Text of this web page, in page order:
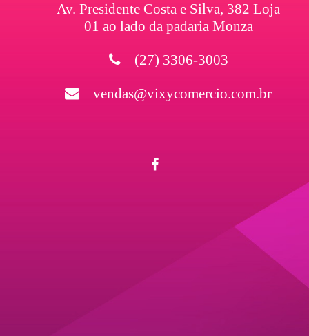
Av. Presidente Costa e Silva, 382 Loja
01 ao lado da padaria Monza
(27) 3306-3003
vendas@vixycomercio.com.br